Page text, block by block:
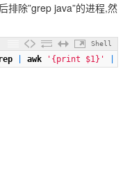
排除”grep java”的进程,然
Shell
awk '{print $1}'